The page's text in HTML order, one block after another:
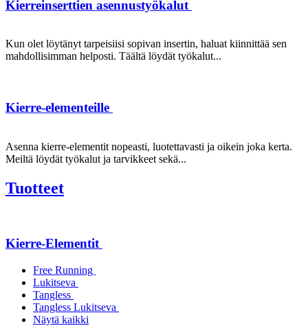
Kierreinserttien asennustyökalut
Kun olet löytänyt tarpeisiisi sopivan insertin, haluat kiinnittää sen
mahdollisimman helposti. Täältä löydät työkalut...
Kierre-elementeille
Asenna kierre-elementit nopeasti, luotettavasti ja oikein joka kerta.
Meiltä löydät työkalut ja tarvikkeet sekä...
Tuotteet
Kierre-Elementit
Free Running
Lukitseva
Tangless
Tangless Lukitseva
Näytä kaikki